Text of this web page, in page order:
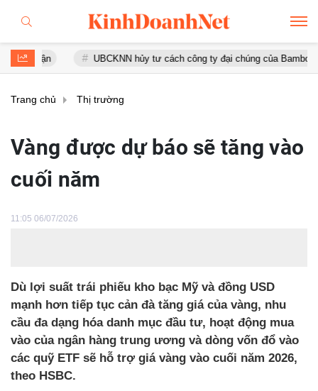
UBCKNN hủy tư cách công ty đại chúng của Bamboo Capital
Trang chủ Thị trường
Vàng được dự báo sẽ tăng vào
cuối năm
11:05 06/07/2026
Dù lợi suất trái phiếu kho bạc Mỹ và đồng USD
mạnh hơn tiếp tục cản đà tăng giá của vàng, nhu
cầu đa dạng hóa danh mục đầu tư, hoạt động mua
vào của ngân hàng trung ương và dòng vốn đổ vào
các quỹ ETF sẽ hỗ trợ giá vàng vào cuối năm 2026,
theo HSBC.